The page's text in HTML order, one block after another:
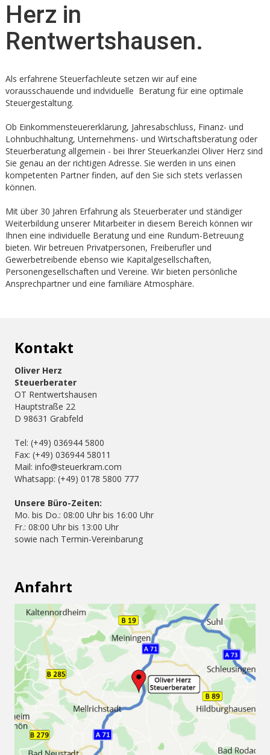
Herz in
Rentwertshausen.
Als erfahrene Steuerfachleute setzen wir auf eine
vorausschauende und indviduelle Beratung für eine optimale
Steuergestaltung.
Ob Einkommensteuererklärung, Jahresabschluss, Finanz- und
Lohnbuchhaltung, Unternehmens- und Wirtschaftsberatung oder
Steuerberatung allgemein - bei Ihrer Steuerkanzlei Oliver Herz sind
Sie genau an der richtigen Adresse. Sie werden in uns einen
kompetenten Partner finden, auf den Sie sich stets verlassen
können.
Mit über 30 Jahren Erfahrung als Steuerberater und ständiger
Weiterbildung unserer Mitarbeiter in diesem Bereich können wir
Ihnen eine individuelle Beratung und eine Rundum-Betreuung
bieten. Wir betreuen Privatpersonen, Freiberufler und
Gewerbetreibende ebenso wie Kapitalgesellschaften,
Personengesellschaften und Vereine. Wir bieten persönliche
Ansprechpartner und eine familiäre Atmosphäre.
Kontakt
Oliver Herz
Steuerberater
OT Rentwertshausen
Hauptstraße 22
D 98631 Grabfeld
Tel: (+49) 036944 5800
Fax: (+49) 036944 58011
Mail: info@steuerkram.com
Whatsapp: (+49) 0178 5800 777
Unsere Büro-Zeiten:
Mo. bis Do.: 08:00 Uhr bis 16:00 Uhr
Fr.: 08:00 Uhr bis 13:00 Uhr
sowie nach Termin-Vereinbarung
Anfahrt